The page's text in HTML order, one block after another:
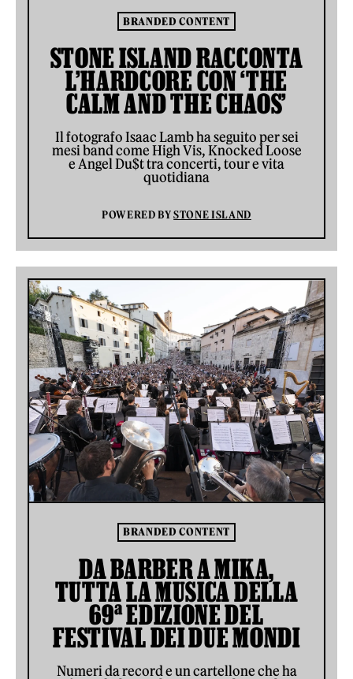
BRANDED CONTENT
STONE ISLAND RACCONTA
L’HARDCORE CON ‘THE
CALM AND THE CHAOS’
Il fotografo Isaac Lamb ha seguito per sei
mesi band come High Vis, Knocked Loose
e Angel Du$t tra concerti, tour e vita
quotidiana
POWERED BYSTONE ISLAND
BRANDED CONTENT
DA BARBER A MIKA,
TUTTA LA MUSICA DELLA
69ª EDIZIONE DEL
FESTIVAL DEI DUE MONDI
Numeri da record e un cartellone che ha